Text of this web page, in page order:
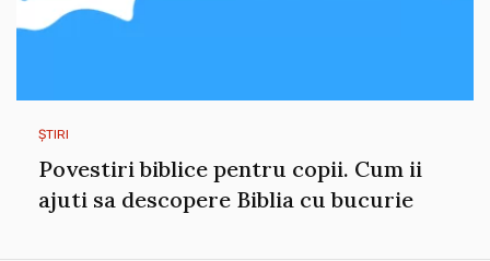
ȘTIRI
Povestiri biblice pentru copii. Cum ii
ajuti sa descopere Biblia cu bucurie